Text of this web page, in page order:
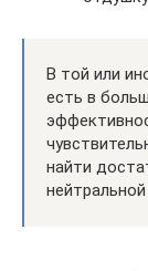
В той или
есть в
найти